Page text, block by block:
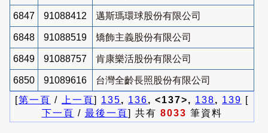
6847 91088412 邁斯瑪環球股份有限公司
6848 91088519 矯飾主義股份有限公司
6849 91088757 肯康樂活股份有限公司
6850 91089616
台灣全齡長照股份有限公司
[第一頁 / 上一頁] 135, 136, <137>, 138, 139 [
下一頁 / 最後一頁] 共有 8033 筆資料